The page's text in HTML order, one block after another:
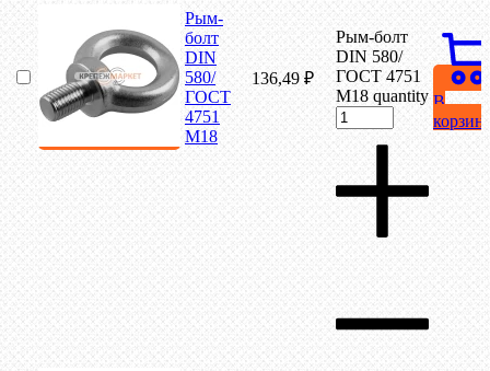
Рым-
болт
DIN
580/
ГОСТ
4751
М18
136,49 ₽
Рым-болт
DIN 580/
ГОСТ 4751
М18 quantity В